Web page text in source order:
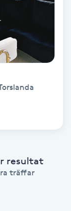
resultat
träffar